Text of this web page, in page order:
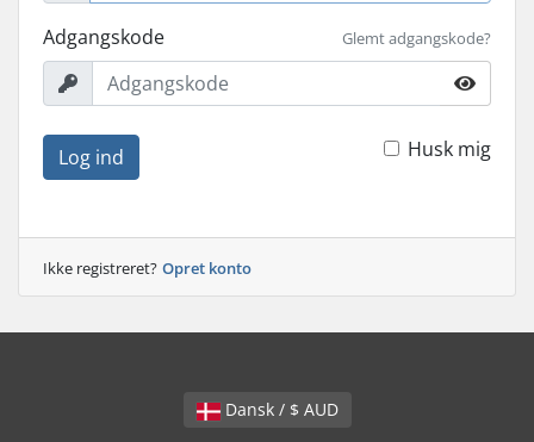
Adgangskode Glemt adgangskode?
Log ind Husk mig
Ikke registreret? Opret konto
Dansk / $ AUD